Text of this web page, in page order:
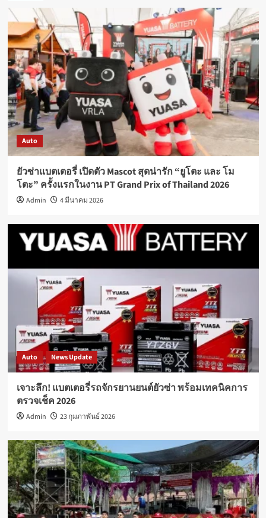
Auto
ยัวซ่าแบตเตอรี่ เปิดตัว Mascot สุดน่ารัก “ยูโตะ และ โม
โตะ” ครั้งแรกในงาน PT Grand Prix of Thailand 2026
Admin 4 มีนาคม 2026
Auto News Update
เจาะลึก! แบตเตอรี่รถจักรยานยนต์ยัวซ่า พร้อมเทคนิคการ
ตรวจเช็ค 2026
Admin 23 กุมภาพันธ์ 2026